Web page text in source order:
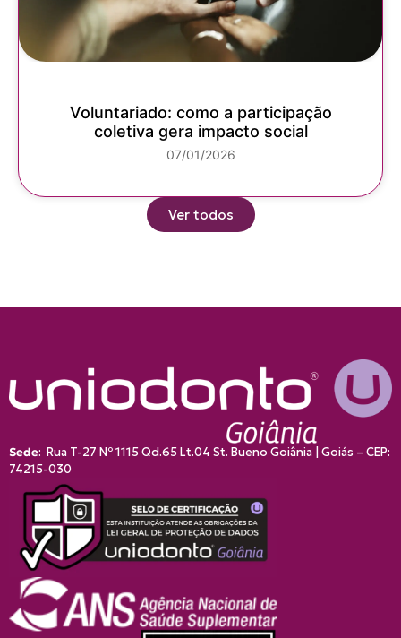
Voluntariado: como a participação
coletiva gera impacto social
07/01/2026
Ver todos
Sede: Rua T-27 Nº 1115 Qd.65 Lt.04 St. Bueno Goiânia | Goiás – CEP:
74215-030